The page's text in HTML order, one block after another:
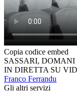
Copia codice embed
SASSARI,
IN DIRETTA SU
Franco Ferrandu
Gli altri servizi